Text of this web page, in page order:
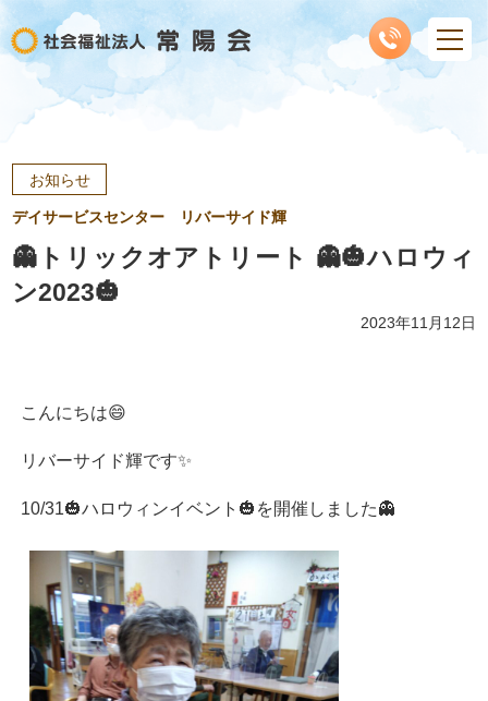
お知らせ
デイサービスセンター リバーサイド輝
👻トリックオアトリート 👻🎃ハロウィ
ン2023🎃
2023年11月12日
こんにちは😄
リバーサイド輝です✨
10/31🎃ハロウィンイベント🎃を開催しました👻